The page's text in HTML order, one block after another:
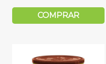
COMPRAR